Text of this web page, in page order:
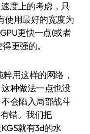
度上的考虑，只
使用最好的宽度为
更快一点(或者
更强的。
用这样的网络，
种做法一点也没
会陷入局部战斗
错。我们把
就有3d的水